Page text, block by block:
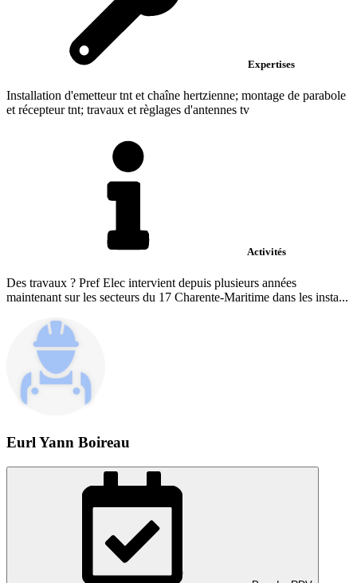
Expertises
Installation d'emetteur tnt et chaîne hertzienne; montage de parabole
et récepteur tnt; travaux et règlages d'antennes tv
Activités
Des travaux ? Pref Elec intervient depuis plusieurs années
maintenant sur les secteurs du 17 Charente-Maritime dans les insta...
Eurl Yann Boireau